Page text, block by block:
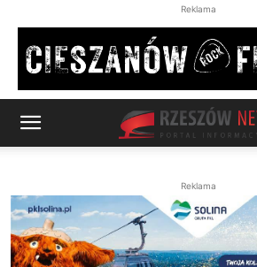
Reklama
Reklama